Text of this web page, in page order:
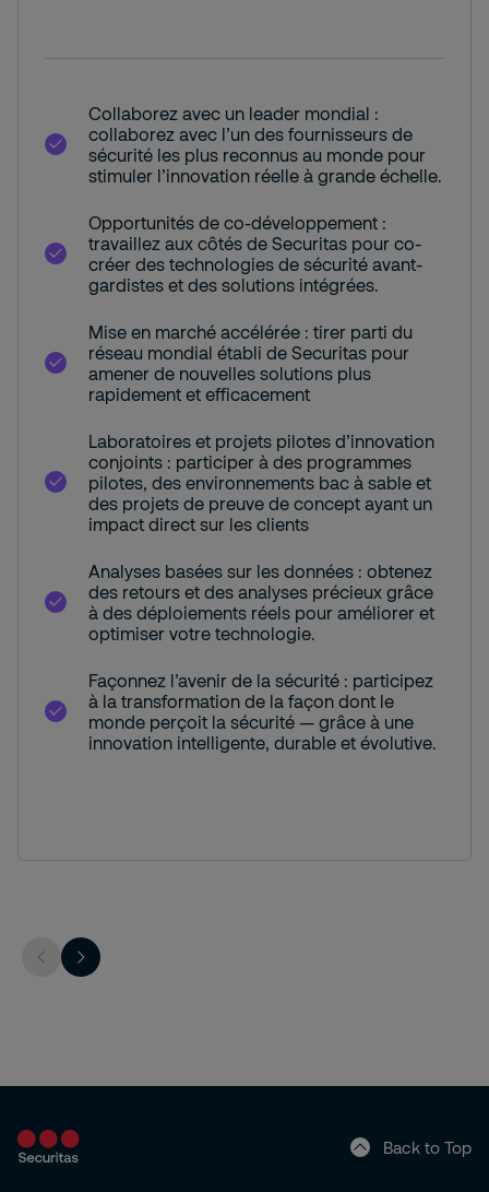
Collaborez avec un leader mondial :
collaborez avec l’un des fournisseurs de
sécurité les plus reconnus au monde pour
stimuler l’innovation réelle à grande échelle.
Opportunités de co-développement :
travaillez aux côtés de Securitas pour co-
créer des technologies de sécurité avant-
gardistes et des solutions intégrées.
Mise en marché accélérée : tirer parti du
réseau mondial établi de Securitas pour
amener de nouvelles solutions plus
rapidement et efficacement
Laboratoires et projets pilotes d’innovation
conjoints : participer à des programmes
pilotes, des environnements bac à sable et
des projets de preuve de concept ayant un
impact direct sur les clients
Analyses basées sur les données : obtenez
des retours et des analyses précieux grâce
à des déploiements réels pour améliorer et
optimiser votre technologie.
Façonnez l’avenir de la sécurité : participez
à la transformation de la façon dont le
monde perçoit la sécurité — grâce à une
innovation intelligente, durable et évolutive.
Back to Top